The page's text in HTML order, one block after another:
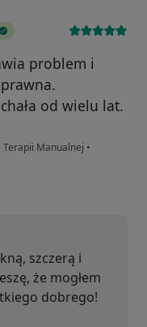
problem i
od wielu lat.
Manualnej •
szczerą i
że mogłem
dobrego!